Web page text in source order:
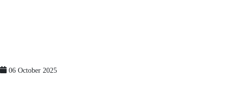
06 October 2025